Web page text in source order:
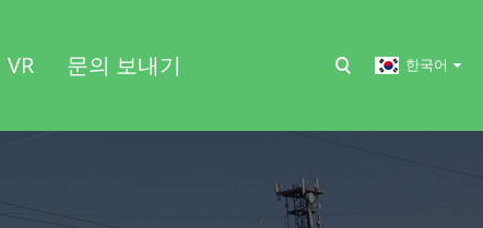
VR 문의 보내기 한국어